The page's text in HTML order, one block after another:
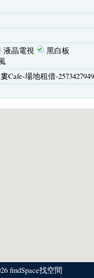
液晶電視
黑白板
Cafe-場地租借-
findSpace找空間